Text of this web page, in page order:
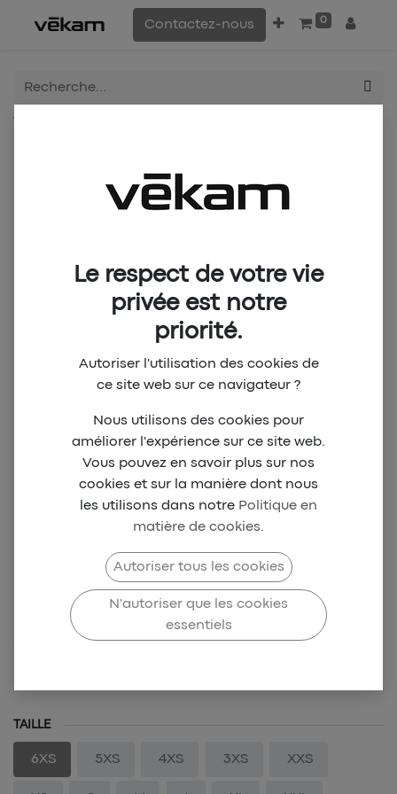
0
Contactez-nous
CANON DE YAOUNDÉ
Red Polo sport 2nd (M)
SKU-CDY-0036
TAILLE
6XS 5XS 4XS 3XS XXS
Le respect de votre vie
privée est notre
priorité.
Autoriser l'utilisation des cookies de
ce site web sur ce navigateur ?
Nous utilisons des cookies pour
améliorer l'expérience sur ce site web.
Vous pouvez en savoir plus sur nos
cookies et sur la manière dont nous
les utilisons dans notre Politique en
matière de cookies
Autoriser tous les cookies
N'autoriser que les cookies
essentiels